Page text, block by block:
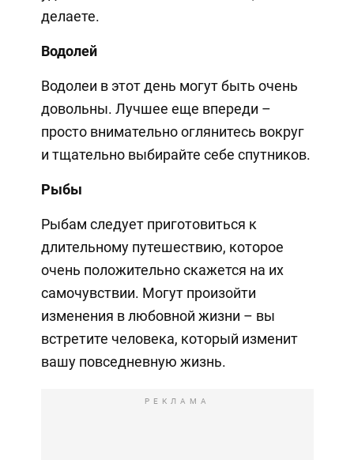
делаете.
Водолей
Водолеи в этот день могут быть очень
довольны. Лучшее еще впереди –
просто внимательно оглянитесь вокруг
и тщательно выбирайте себе спутников.
Рыбы
Рыбам следует приготовиться к
длительному путешествию, которое
очень положительно скажется на их
самочувствии. Могут произойти
изменения в любовной жизни – вы
встретите человека, который изменит
вашу повседневную жизнь.
РЕКЛАМА